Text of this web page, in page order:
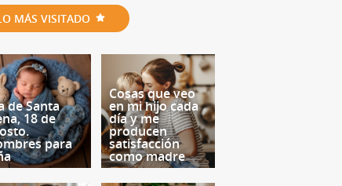
MÁS VISITADO
de Santa
18 de
para
Cosas que veo
en mi hijo cada
día y me
producen
satisfacción
como madre